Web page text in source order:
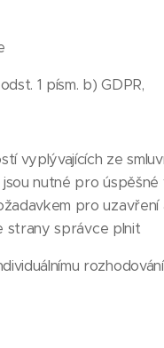
1 písm. b) GDPR,
vyplývajících ze
nutné pro
pro
strany správce plnit